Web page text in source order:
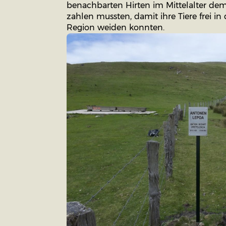
benachbarten Hirten im Mittelalter
zahlen mussten, damit ihre Tiere frei in
Region weiden konnten.